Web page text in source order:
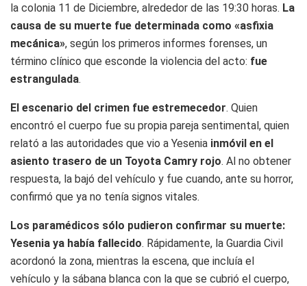
la colonia 11 de Diciembre, alrededor de las 19:30 horas. La
causa de su muerte fue determinada como «asfixia
mecánica», según los primeros informes forenses, un
término clínico que esconde la violencia del acto: fue
estrangulada.
El escenario del crimen fue estremecedor. Quien
encontró el cuerpo fue su propia pareja sentimental, quien
relató a las autoridades que vio a Yesenia inmóvil en el
asiento trasero de un Toyota Camry rojo. Al no obtener
respuesta, la bajó del vehículo y fue cuando, ante su horror,
confirmó que ya no tenía signos vitales.
Los paramédicos sólo pudieron confirmar su muerte:
Yesenia ya había fallecido. Rápidamente, la Guardia Civil
acordonó la zona, mientras la escena, que incluía el
vehículo y la sábana blanca con la que se cubrió el cuerpo,